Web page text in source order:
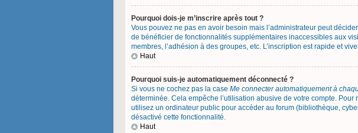
Pourquoi dois-je m’inscrire après tout ?
Vous pouvez ne pas en avoir besoin mais l’administrateur peut
de bénéficier de fonctionnalités supplémentaires inaccessibles aux
membres, l’adhésion à des groupes, etc. L’inscription est rapide et
Haut
Pourquoi suis-je automatiquement déconnecté ?
Si vous ne cochez pas la case Me connecter automatiquement à
déterminée. Cela empêche l’utilisation abusive de votre compte.
utilisez un ordinateur public pour accéder au forum (bibliothèque,
désactivé cette fonctionnalité.
Haut